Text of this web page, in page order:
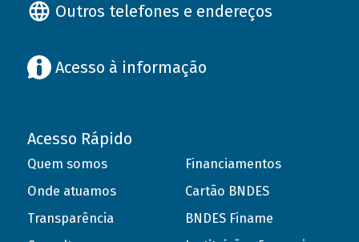
Outros telefones e endereços
Acesso à informação
Acesso Rápido
Quem somos
Onde atuamos
Transparência
Financiamentos
Cartão BNDES
BNDES Finame